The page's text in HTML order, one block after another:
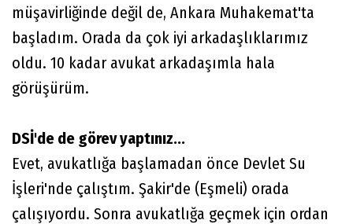
müşavirliğinde değil de, Ankara Muhakemat'ta
başladım. Orada da çok iyi arkadaşlıklarımız
oldu. 10 kadar avukat arkadaşımla hala
görüşürüm.
DSİ'de de görev yaptınız...
Evet, avukatlığa başlamadan önce Devlet Su
İşleri'nde çalıştım. Şakir'de (Eşmeli) orada
çalışıyordu. Sonra avukatlığa geçmek için ordan